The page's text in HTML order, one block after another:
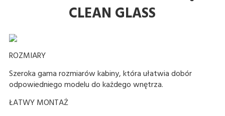
CLEAN GLASS
ROZMIARY
Szeroka gama rozmiarów kabiny, która ułatwia dobór
odpowiedniego modelu do każdego wnętrza.
ŁATWY MONTAŻ